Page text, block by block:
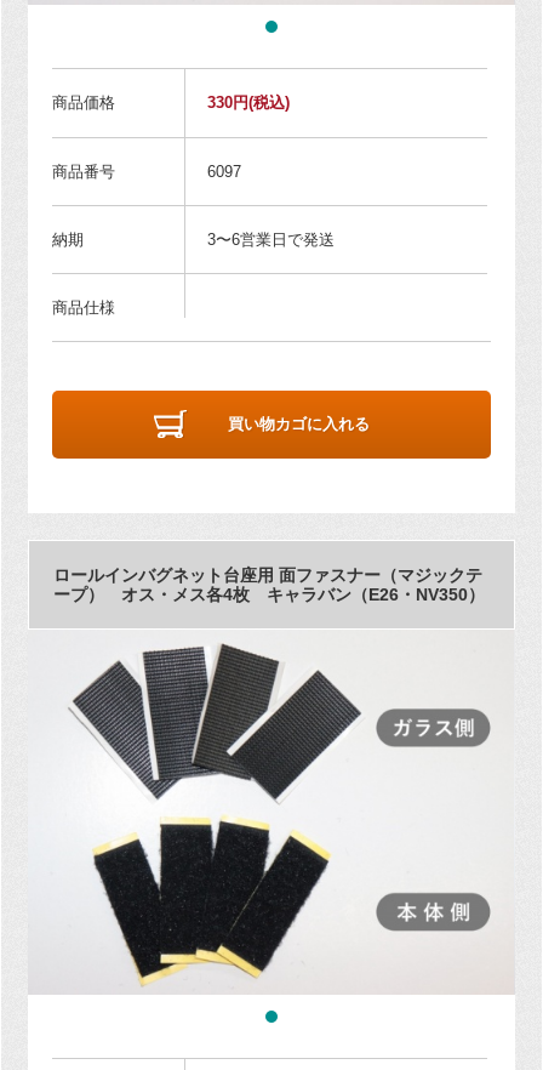
商品価格 330円(税込)
商品番号 6097
納期 3〜6営業日で発送
商品仕様
買い物カゴに入れる
ロールインバグネット台座用 面ファスナー（マジックテ
ープ） オス・メス各4枚 キャラバン（E26・NV350）